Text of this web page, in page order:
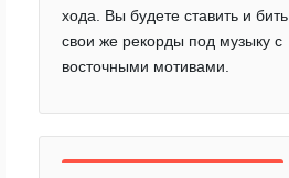
хода. Вы будете ставить и бить
свои же рекорды под музыку с
восточными мотивами.